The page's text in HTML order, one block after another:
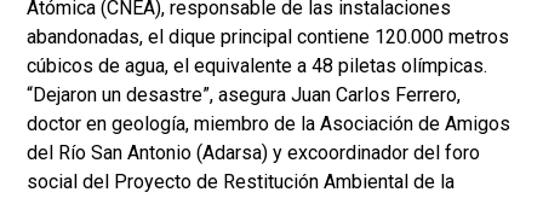
Atómica (CNEA), responsable de las instalaciones
abandonadas, el dique principal contiene 120.000 metros
cúbicos de agua, el equivalente a 48 piletas olímpicas.
“Dejaron un desastre”, asegura Juan Carlos Ferrero,
doctor en geología, miembro de la Asociación de Amigos
del Río San Antonio (Adarsa) y excoordinador del foro
social del Proyecto de Restitución Ambiental de la